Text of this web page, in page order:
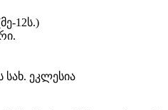
12ს.)
ეკლესია